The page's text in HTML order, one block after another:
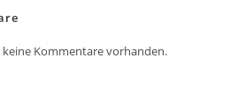
keine Kommentare vorhanden.